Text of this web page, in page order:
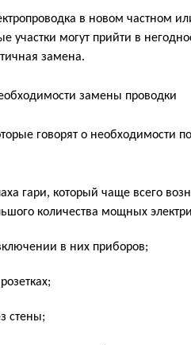
в новом частном
участки могут прийти в
замена.
говорят о необходимости
гари, который чаще всего
количества мощных
в них приборов;
стены;